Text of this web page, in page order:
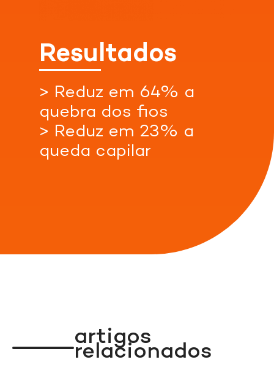
Confira nossas lojas parceiras
Loja
Indisponível
Resultados
> Reduz em 64% a
quebra dos fios
> Reduz em 23% a
queda capilar
artigos
relacionados